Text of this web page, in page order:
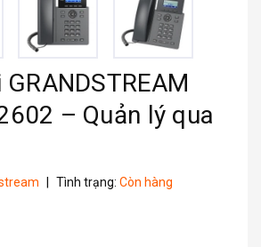
– Quản lý qua
Tình trạng: Còn hàng